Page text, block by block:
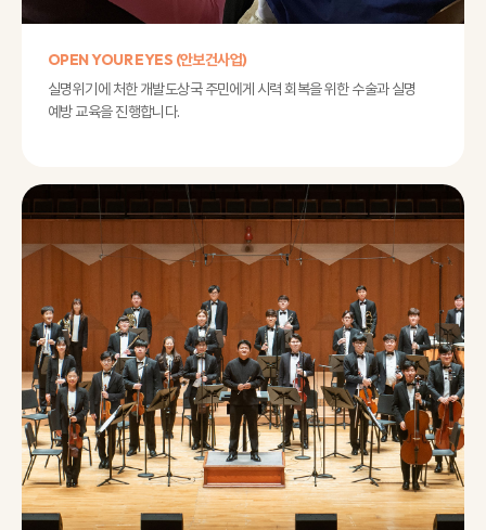
OPEN YOUR EYES (안보건사업)
실명위기에 처한 개발도상국 주민에게 시력 회복을 위한 수술과 실명
예방 교육을 진행합니다.